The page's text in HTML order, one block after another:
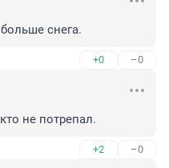
снега.
+0 –0
не потрепал.
+2 –0